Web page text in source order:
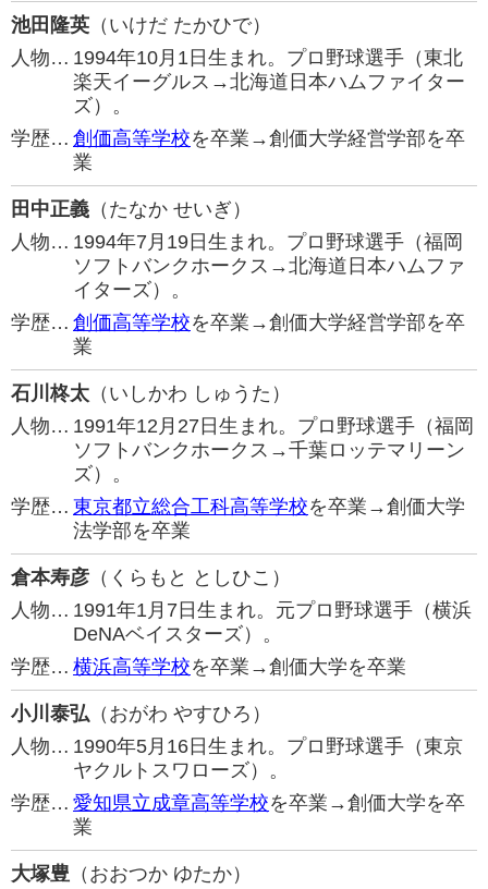
池田隆英 （いけだ たかひで）
人物… 1994年10月1日生まれ。プロ野球選手（東北
楽天イーグルス→北海道日本ハムファイター
ズ）。
学歴… 創価高等学校を卒業→創価大学経営学部を卒
業
田中正義 （たなか せいぎ）
人物… 1994年7月19日生まれ。プロ野球選手（福岡
ソフトバンクホークス→北海道日本ハムファ
イターズ）。
学歴… 創価高等学校を卒業→創価大学経営学部を卒
業
石川柊太 （いしかわ しゅうた）
人物… 1991年12月27日生まれ。プロ野球選手（福岡
ソフトバンクホークス→千葉ロッテマリーン
ズ）。
学歴… 東京都立総合工科高等学校を卒業→創価大学
法学部を卒業
倉本寿彦 （くらもと としひこ）
人物… 1991年1月7日生まれ。元プロ野球選手（横浜
DeNAベイスターズ）。
学歴… 横浜高等学校を卒業→創価大学を卒業
小川泰弘 （おがわ やすひろ）
人物… 1990年5月16日生まれ。プロ野球選手（東京
ヤクルトスワローズ）。
学歴… 愛知県立成章高等学校を卒業→創価大学を卒
業
大塚豊 （おおつか ゆたか）